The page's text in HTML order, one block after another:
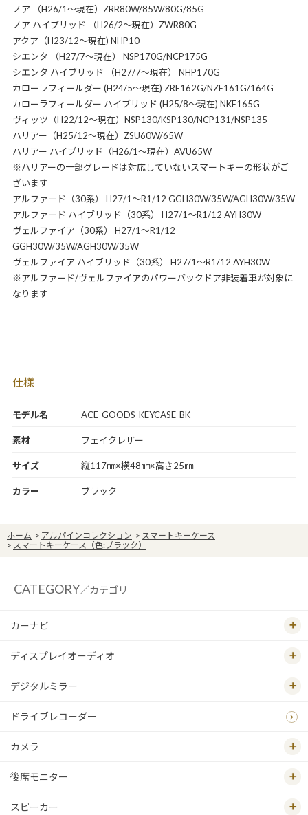
モデル名 ACE-GOODS-KEYCASE-BK
ノア （H26/1～現在）ZRR80W/85W/80G/85G
ノア ハイブリッド （H26/2～現在）ZWR80G
アクア（H23/12～現在) NHP10
シエンタ （H27/7～現在） NSP170G/NCP175G
シエンタ ハイブリッド （H27/7～現在） NHP170G
カローラフィールダー (H24/5～現在) ZRE162G/NZE161G/164G
カローラフィールダー ハイブリッド (H25/8～現在) NKE165G
ヴィッツ（H22/12～現在）NSP130/KSP130/NCP131/NSP135
ハリアー（H25/12～現在）ZSU60W/65W
ハリアー ハイブリッド（H26/1～現在）AVU65W
※ハリアーの一部グレードは対応していないスマートキーの形状がご
ざいます
アルファード（30系） H27/1～R1/12 GGH30W/35W/AGH30W/35W
アルファード ハイブリッド（30系） H27/1～R1/12 AYH30W
ヴェルファイア（30系） H27/1～R1/12
GGH30W/35W/AGH30W/35W
ヴェルファイア ハイブリッド（30系） H27/1～R1/12 AYH30W
※アルファード/ヴェルファイアのパワーバックドア非装着車が対象に
なります
仕様
素材 フェイクレザー
サイズ 縦117㎜×横48㎜×高さ25㎜
カラー ブラック
ホーム > アルパインコレクション > スマートキーケース
> スマートキーケース（色:ブラック）
CATEGORY／カテゴリ
カーナビ
ディスプレイオーディオ
デジタルミラー
ドライブレコーダー
カメラ
後席モニター
スピーカー